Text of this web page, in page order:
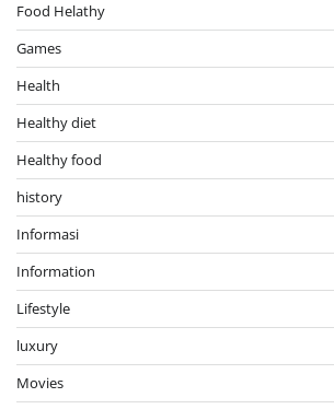
Food Helathy
Games
Health
Healthy diet
Healthy food
history
Informasi
Information
Lifestyle
luxury
Movies